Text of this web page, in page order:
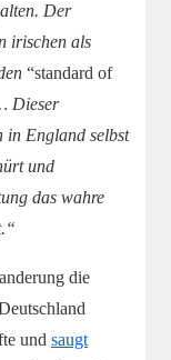
Der
irischen als
“standard of
Dieser
in England selbst
und
das wahre
die
und saugt